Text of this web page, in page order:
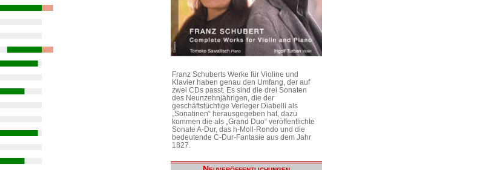
Franz Schuberts Werke für Violine und
Klavier haben genau den Umfang, der auf
zwei CDs passt. Es sind die drei Sonaten
des Neunzehnjährigen, die der
geschäftstüchtige Verleger Diabelli als
„Sonatinen“ herausgegeben hat, dazu
kommen die als „Grand Duo“ veröffentlichte
Sonate A-Dur, das h-Moll-Rondo und die
bedeutende C-Dur-Fantasie aus dem Jahr
1827.